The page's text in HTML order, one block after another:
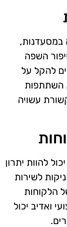
במסעדנות,
השפה
להקל על
השתתפות
עשויה
להוות יתרון
לשירות
הלקוחות
ואדיב יכול